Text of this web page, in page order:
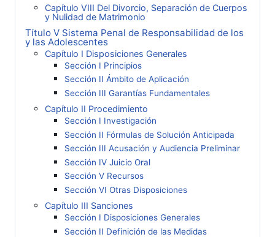
Capítulo VIII Del Divorcio, Separación de Cuerpos
y Nulidad de Matrimonio
Título V Sistema Penal de Responsabilidad de los
y las Adolescentes
Capítulo I Disposiciones Generales
Sección I Principios
Sección II Ámbito de Aplicación
Sección III Garantías Fundamentales
Capítulo II Procedimiento
Sección I Investigación
Sección II Fórmulas de Solución Anticipada
Sección III Acusación y Audiencia Preliminar
Sección IV Juicio Oral
Sección V Recursos
Sección VI Otras Disposiciones
Capítulo III Sanciones
Sección I Disposiciones Generales
Sección II Definición de las Medidas